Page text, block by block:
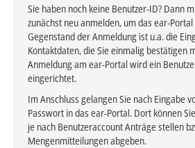
Sie haben noch keine Benutzer-ID? Dann
zunächst neu anmelden, um das ear-
Gegenstand der Anmeldung ist u.a. die
Kontaktdaten, die Sie einmalig bestätigen
Anmeldung am ear-Portal wird ein
eingerichtet.
Im Anschluss gelangen Sie nach Eingabe
Passwort in das ear-Portal. Dort können
je nach Benutzeraccount Anträge stellen
Mengenmitteilungen abgeben.